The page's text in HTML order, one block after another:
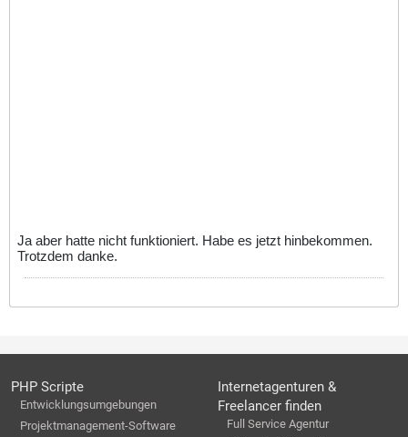
Ja aber hatte nicht funktioniert. Habe es jetzt hinbekommen.
Trotzdem danke.
PHP Scripte
Entwicklungsumgebungen
Projektmanagement-Software
Internetagenturen &
Freelancer finden
Full Service Agentur